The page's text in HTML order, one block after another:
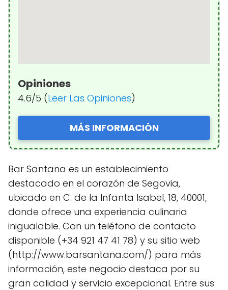
Opiniones
4.6/5 (Leer Las Opiniones)
MÁS INFORMACIÓN
Bar Santana es un establecimiento
destacado en el corazón de Segovia,
ubicado en C. de la Infanta Isabel, 18, 40001,
donde ofrece una experiencia culinaria
inigualable. Con un teléfono de contacto
disponible (+34 921 47 41 78) y su sitio web
(http://www.barsantana.com/) para más
información, este negocio destaca por su
gran calidad y servicio excepcional. Entre sus